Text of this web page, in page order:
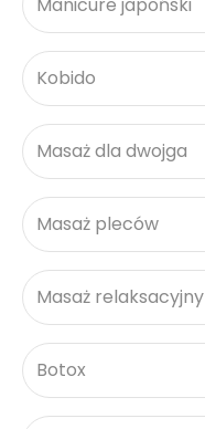
Kobido
Masaż dla dwojga
Masaż pleców
Masaż relaksacyjny
Botox